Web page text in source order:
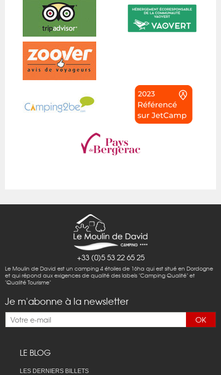
+33 (0)5 53 22 65 25
Le Moulin de David est un camping 4 étoiles de 16ha qui est situé en Dordogne
et qui répond aux exigences de qualité des labels "Camping Qualité" et
"Qualité Tourisme"
Je m'abonne à la newsletter
OK
LE BLOG
LES DERNIERS BILLETS